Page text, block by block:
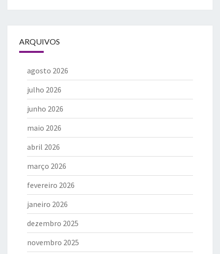
ARQUIVOS
agosto 2026
julho 2026
junho 2026
maio 2026
abril 2026
março 2026
fevereiro 2026
janeiro 2026
dezembro 2025
novembro 2025